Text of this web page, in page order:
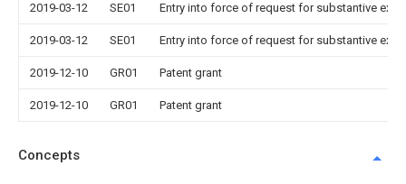
2019-03-12 SE01 Entry into force of request for substantive
2019-03-12 SE01 Entry into force of request for substantive
2019-12-10 GR01 Patent grant
2019-12-10 GR01 Patent grant
Concepts